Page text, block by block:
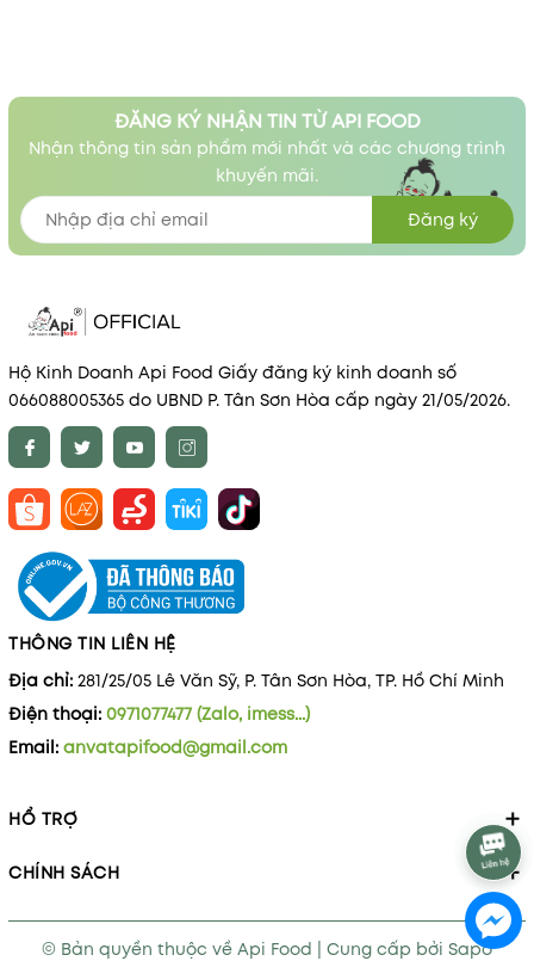
ĐĂNG KÝ NHẬN TIN TỪ API FOOD
Nhận thông tin sản phẩm mới nhất và các chương trình
khuyến mãi.
Đăng ký
Hộ Kinh Doanh Api Food Giấy đăng ký kinh doanh số
066088005365 do UBND P. Tân Sơn Hòa cấp ngày 21/05/2026.
THÔNG TIN LIÊN HỆ
Địa chỉ: 281/25/05 Lê Văn Sỹ, P. Tân Sơn Hòa, TP. Hồ Chí Minh
Điện thoại: 0971077477 (Zalo, imess...)
Email: anvatapifood@gmail.com
HỔ TRỢ
CHÍNH SÁCH
© Bản quyền thuộc về Api Food Cung cấp bởi Sapo